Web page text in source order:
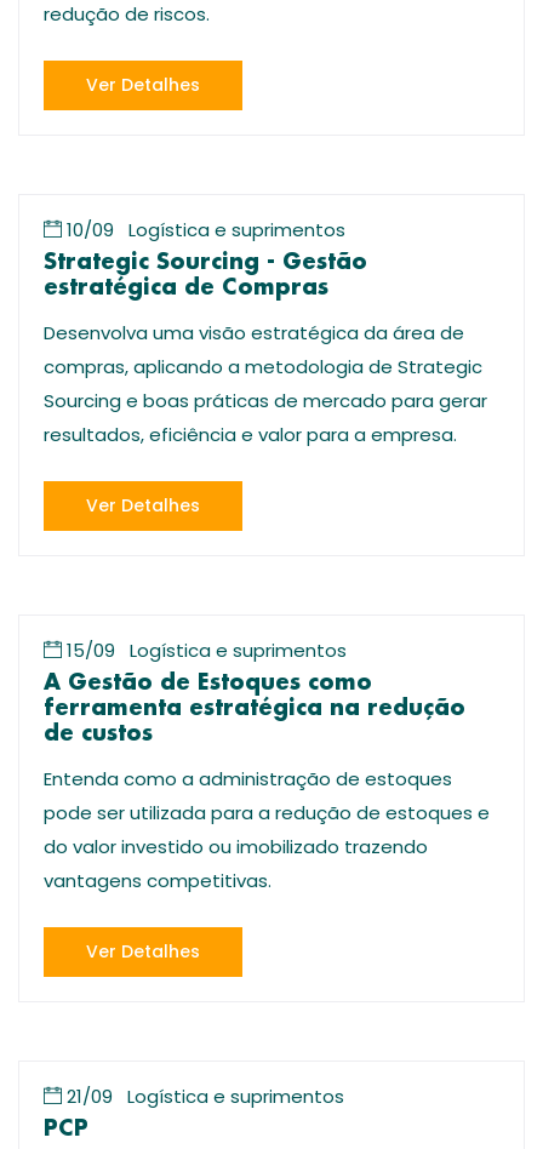
redução de riscos.
Ver Detalhes
10/09 Logística e suprimentos
Strategic Sourcing - Gestão
estratégica de Compras
Desenvolva uma visão estratégica da área de
compras, aplicando a metodologia de Strategic
Sourcing e boas práticas de mercado para gerar
resultados, eficiência e valor para a empresa.
Ver Detalhes
15/09 Logística e suprimentos
A Gestão de Estoques como
ferramenta estratégica na redução
de custos
Entenda como a administração de estoques
pode ser utilizada para a redução de estoques e
do valor investido ou imobilizado trazendo
vantagens competitivas.
Ver Detalhes
21/09 Logística e suprimentos
PCP